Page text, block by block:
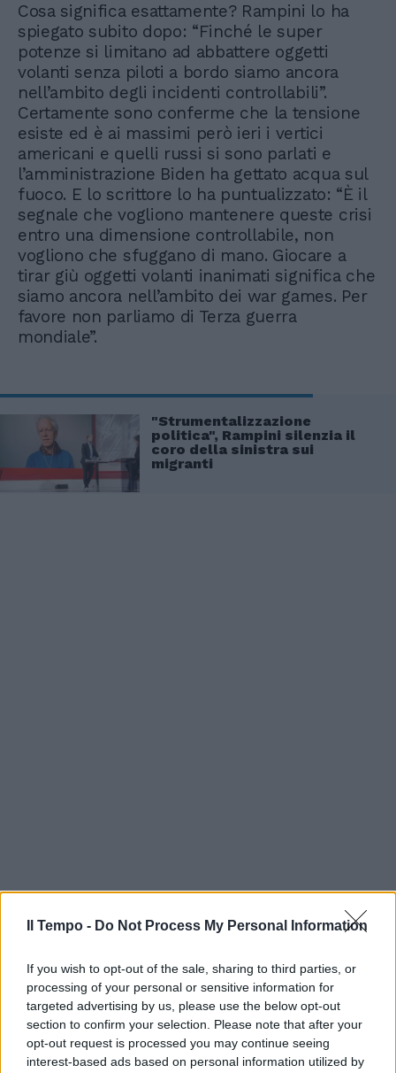
Il Tempo - Do Not Process My Personal Information
If you wish to opt-out of the sale, sharing to third parties, or
processing of your personal or sensitive information for
targeted advertising by us, please use the below opt-out
section to confirm your selection. Please note that after your
opt-out request is processed you may continue seeing
interest-based ads based on personal information utilized by
Cosa significa esattamente? Rampini lo ha
spiegato subito dopo: “Finché le super
potenze si limitano ad abbattere oggetti
volanti senza piloti a bordo siamo ancora
nell’ambito degli incidenti controllabili”.
Certamente sono conferme che la tensione
esiste ed è ai massimi però ieri i vertici
americani e quelli russi si sono parlati e
l’amministrazione Biden ha gettato acqua sul
fuoco. E lo scrittore lo ha puntualizzato: “È il
segnale che vogliono mantenere queste crisi
entro una dimensione controllabile, non
vogliono che sfuggano di mano. Giocare a
tirar giù oggetti volanti inanimati significa che
siamo ancora nell’ambito dei war games. Per
favore non parliamo di Terza guerra
mondiale”.
"Strumentalizzazione
politica", Rampini silenzia il
coro della sinistra sui
migranti